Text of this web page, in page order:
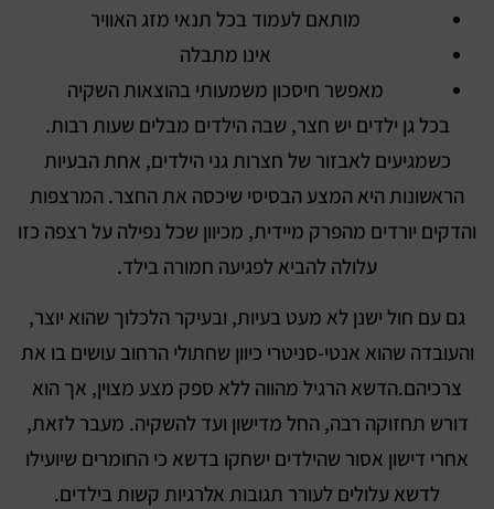
מותאם לעמוד בכל תנאי מזג האוויר
אינו מתבלה
מאפשר חיסכון משמעותי בהוצאות השקיה
בכל גן ילדים יש חצר, שבה הילדים מבלים שעות רבות.
כשמגיעים לאבזור של חצרות גני הילדים, אחת הבעיות
הראשונות היא המצע הבסיסי שיכסה את החצר. המרצפות
והדקים יורדים מהפרק מיידית, מכיוון שכל נפילה על רצפה כזו
עלולה להביא לפגיעה חמורה בילד.
גם עם חול ישנן לא מעט בעיות, ובעיקר הלכלוך שהוא יוצר,
והעובדה שהוא אנטי-סניטרי כיוון שחתולי הרחוב עושים בו את
צרכיהם.הדשא הרגיל מהווה ללא ספק מצע מצוין, אך הוא
דורש תחזוקה רבה, החל מדישון ועד להשקיה. מעבר לזאת,
אחרי דישון אסור שהילדים ישחקו בדשא כי החומרים שיועילו
לדשא עלולים לעורר תגובות אלרגיות קשות בילדים.